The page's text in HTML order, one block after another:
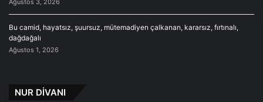
Ağustos 3, 2026
Bu camid, hayatsız, şuursuz, mütemadiyen çalkanan, kararsız, fırtınalı,
dağdağalı
Ağustos 1, 2026
NUR DİVANI